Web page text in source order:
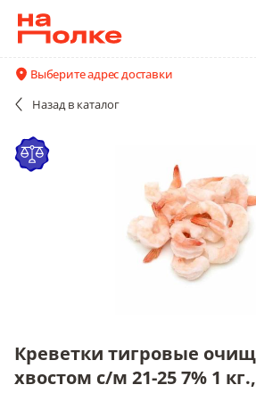
Выберите адрес доставки
Назад в каталог
Креветки тигровые
м 21-25 7% 1 кг., картон
Креветки тигровые
хвостом с/м 21-25 7% 1